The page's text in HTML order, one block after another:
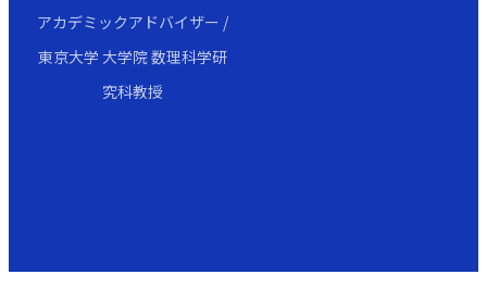
アカデミックアドバイザー /
東京大学 大学院 数理科学研
究科教授